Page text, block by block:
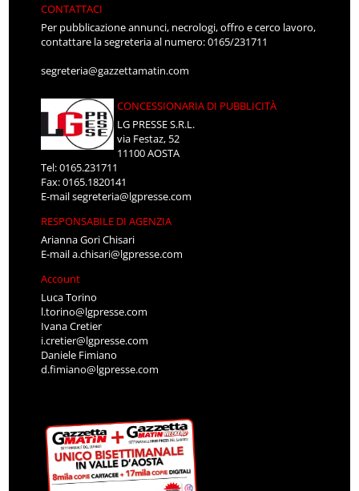
CONTATTACI
Per pubblicazione annunci, necrologi, offro e cerco lavoro,
contattare la segreteria al numero: 0165/231711
segreteria@gazzettamatin.com
CONCESSIONARIA DI PUBBLICITÀ
LG PRESSE S.R.L.
via Festaz, 52
11100 AOSTA
Tel: 0165.231711
Fax: 0165.1820141
E-mailsegreteria@lgpresse.com
RESPONSABILE DI AGENZIA
Arianna Gori Chisari
E-maila.chisari@lgpresse.com
Account
Luca Torino
l.torino@lgpresse.com
Ivana Cretier
i.cretier@lgpresse.com
Daniele Fimiano
d.fimiano@lgpresse.com